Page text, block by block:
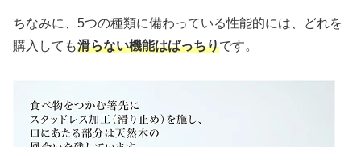
ちなみに、5つの種類に備わっている性能的には、どれを
購入しても滑らない機能はばっちりです。